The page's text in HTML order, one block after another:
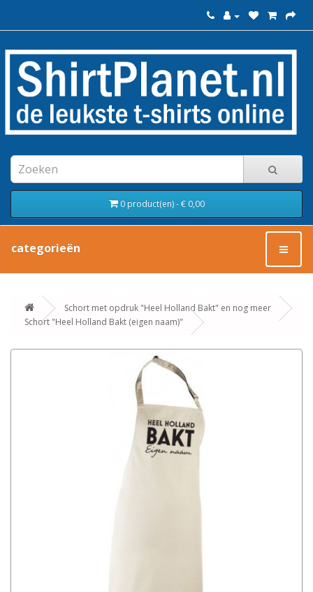
0 product(en) - € 0,00
categorieën
Schort met opdruk "Heel Holland Bakt" en nog meer
Schort "Heel Holland Bakt (eigen naam)"